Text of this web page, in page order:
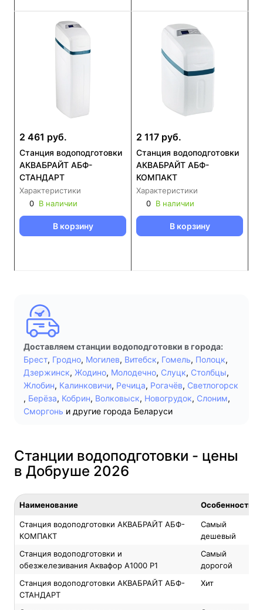
2 461 руб.
Станция водоподготовки
АКВАБРАЙТ АБФ-
СТАНДАРТ
Характеристики
0 В наличии
В корзину
2 117 руб.
Станция водоподготовки
АКВАБРАЙТ АБФ-
КОМПАКТ
Характеристики
0 В наличии
В корзину
Доставляем станции водоподготовки в города:
Брест, Гродно, Могилев, Витебск, Гомель, Полоцк,
Дзержинск, Жодино, Молодечно, Слуцк, Столбцы,
Жлобин, Калинковичи, Речица, Рогачёв, Светлогорск
, Берёза, Кобрин, Волковыск, Новогрудок, Слоним,
Сморгонь и другие города Беларуси
Станции водоподготовки - цены
в Добруше 2026
Наименование Особенность
Станция водоподготовки АКВАБРАЙТ АБФ-
КОМПАКТ
Самый
дешевый
Станция водоподготовки и
обезжелезивания Аквафор A1000 P1
Самый
дорогой
Станция водоподготовки АКВАБРАЙТ АБФ-
СТАНДАРТ
Хит